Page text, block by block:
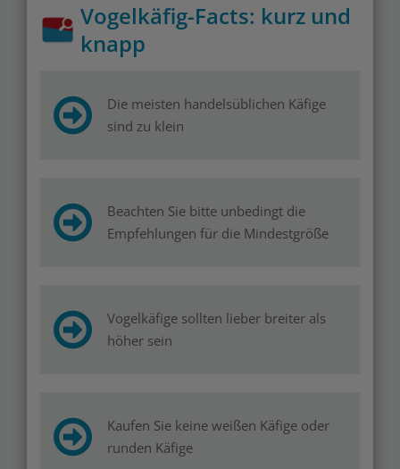
Vogelkäfig-Facts: kurz und
knapp
Die meisten handelsüblichen Käfige
sind zu klein
Beachten Sie bitte unbedingt die
Empfehlungen für die Mindestgröße
Vogelkäfige sollten lieber breiter als
höher sein
Kaufen Sie keine weißen Käfige oder
runden Käfige